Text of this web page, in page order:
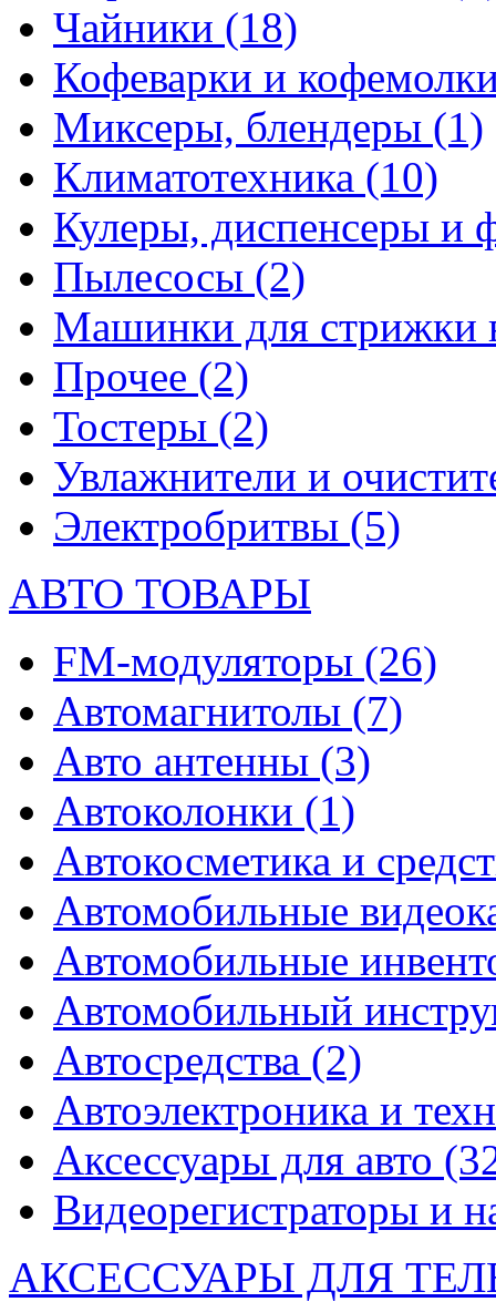
Чайники (18)
Кофеварки и
Миксеры, блендеры (1)
Климатотехника (10)
Кулеры, диспенсеры и
Пылесосы (2)
Машинки для стрижки
Прочее (2)
Тостеры (2)
Увлажнители и
Электробритвы (5)
АВТО ТОВАРЫ
FM-модуляторы (26)
Автомагнитолы (7)
Авто антенны (3)
Автоколонки (1)
Автокосметика и
Автомобильные
Автомобильные
Автомобильный
Автосредства (2)
Автоэлектроника и
Аксессуары для авто
Видеорегистраторы и
АКСЕССУАРЫ ДЛЯ